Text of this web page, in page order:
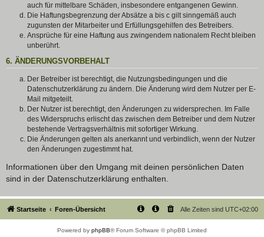
auch für mittelbare Schäden, insbesondere entgangenen Gewinn.
Die Haftungsbegrenzung der Absätze a bis c gilt sinngemäß auch
zugunsten der Mitarbeiter und Erfüllungsgehilfen des Betreibers.
Ansprüche für eine Haftung aus zwingendem nationalem Recht bleiben
unberührt.
6. ÄNDERUNGSVORBEHALT
Der Betreiber ist berechtigt, die Nutzungsbedingungen und die
Datenschutzerklärung zu ändern. Die Änderung wird dem Nutzer per E-
Mail mitgeteilt.
Der Nutzer ist berechtigt, den Änderungen zu widersprechen. Im Falle
des Widerspruchs erlischt das zwischen dem Betreiber und dem Nutzer
bestehende Vertragsverhältnis mit sofortiger Wirkung.
Die Änderungen gelten als anerkannt und verbindlich, wenn der Nutzer
den Änderungen zugestimmt hat.
Informationen über den Umgang mit deinen persönlichen Daten
sind in der Datenschutzerklärung enthalten.
Startseite Foren-Übersicht Alle Zeiten sind UTC+02:00
Powered by phpBB® Forum Software © phpBB Limited